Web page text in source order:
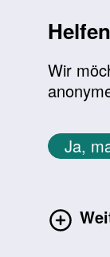
Wir
Ja,